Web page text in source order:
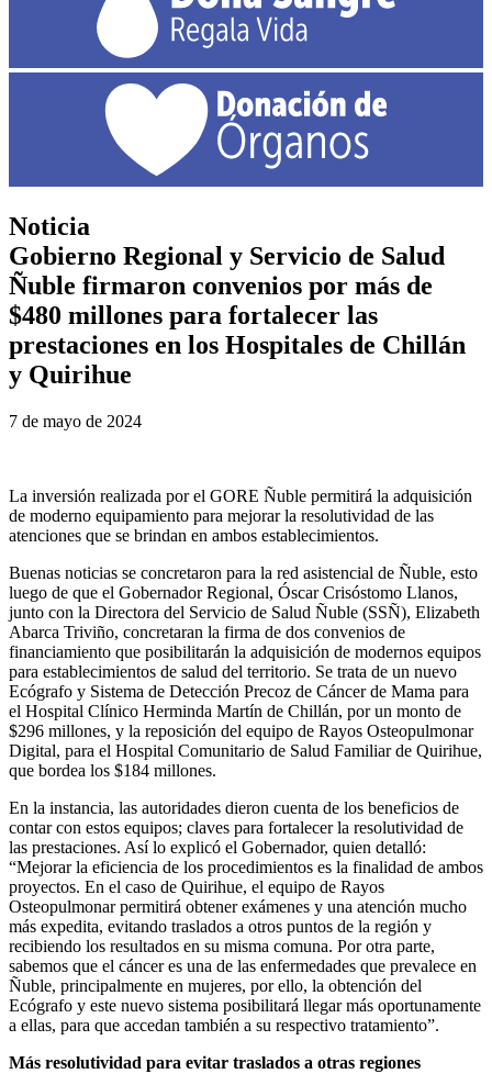
Noticia
Gobierno Regional y Servicio de Salud
Ñuble firmaron convenios por más de
$480 millones para fortalecer las
prestaciones en los Hospitales de Chillán
y Quirihue
7 de mayo de 2024
La inversión realizada por el GORE Ñuble permitirá la adquisición
de moderno equipamiento para mejorar la resolutividad de las
atenciones que se brindan en ambos establecimientos.
Buenas noticias se concretaron para la red asistencial de Ñuble, esto
luego de que el Gobernador Regional, Óscar Crisóstomo Llanos,
junto con la Directora del Servicio de Salud Ñuble (SSÑ), Elizabeth
Abarca Triviño, concretaran la firma de dos convenios de
financiamiento que posibilitarán la adquisición de modernos equipos
para establecimientos de salud del territorio. Se trata de un nuevo
Ecógrafo y Sistema de Detección Precoz de Cáncer de Mama para
el Hospital Clínico Herminda Martín de Chillán, por un monto de
$296 millones, y la reposición del equipo de Rayos Osteopulmonar
Digital, para el Hospital Comunitario de Salud Familiar de Quirihue,
que bordea los $184 millones.
En la instancia, las autoridades dieron cuenta de los beneficios de
contar con estos equipos; claves para fortalecer la resolutividad de
las prestaciones. Así lo explicó el Gobernador, quien detalló:
“Mejorar la eficiencia de los procedimientos es la finalidad de ambos
proyectos. En el caso de Quirihue, el equipo de Rayos
Osteopulmonar permitirá obtener exámenes y una atención mucho
más expedita, evitando traslados a otros puntos de la región y
recibiendo los resultados en su misma comuna. Por otra parte,
sabemos que el cáncer es una de las enfermedades que prevalece en
Ñuble, principalmente en mujeres, por ello, la obtención del
Ecógrafo y este nuevo sistema posibilitará llegar más oportunamente
a ellas, para que accedan también a su respectivo tratamiento”.
Más resolutividad para evitar traslados a otras regiones